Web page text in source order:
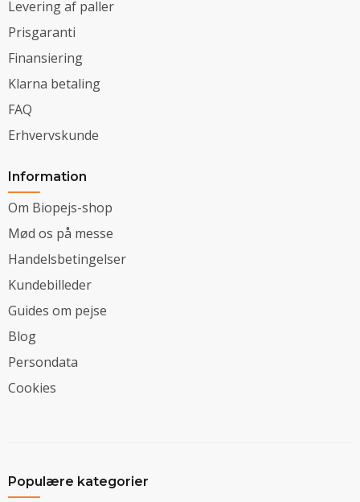
Levering af paller
Prisgaranti
Finansiering
Klarna betaling
FAQ
Erhvervskunde
Information
Om Biopejs-shop
Mød os på messe
Handelsbetingelser
Kundebilleder
Guides om pejse
Blog
Persondata
Cookies
Populære kategorier